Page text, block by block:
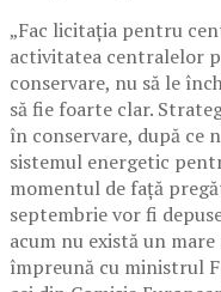
„Fac licitaţia pentru
activitatea centralelor
conservare, nu să le
să fie foarte clar.
în conservare, după ce
sistemul energetic
momentul de faţă
septembrie vor fi
acum nu există un
împreună cu ministrul